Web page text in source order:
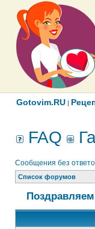
Gotovim.RU |
FAQ
Сообщения без
Список форумов